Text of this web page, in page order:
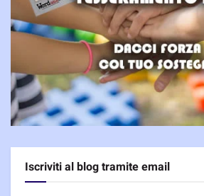
Iscriviti al blog tramite email